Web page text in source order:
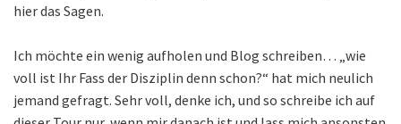
hier das Sagen.
Ich möchte ein wenig aufholen und Blog schreiben… „wie
voll ist Ihr Fass der Disziplin denn schon?“ hat mich neulich
jemand gefragt. Sehr voll, denke ich, und so schreibe ich auf